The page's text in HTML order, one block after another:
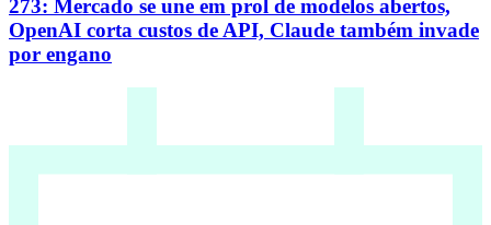
273: Mercado se une em prol de modelos abertos,
OpenAI corta custos de API, Claude também invade
por engano